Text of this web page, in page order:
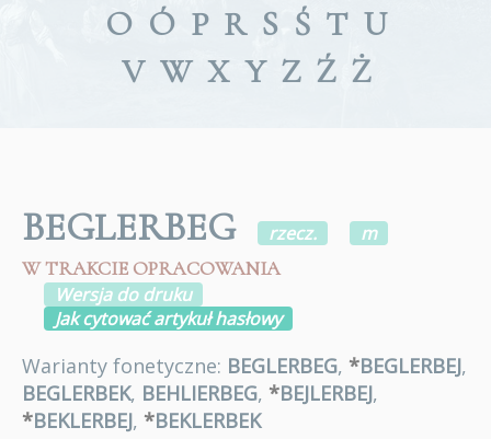
O Ó P R S Ś T U
V W X Y Z Ź Ż
BEGLERBEG rzecz.
m
W TRAKCIE OPRACOWANIA
Wersja do druku
Jak cytować artykuł hasłowy
Warianty fonetyczne: BEGLERBEG, *BEGLERBEJ,
BEGLERBEK, BEHLIERBEG, *BEJLERBEJ,
*BEKLERBEJ, *BEKLERBEK